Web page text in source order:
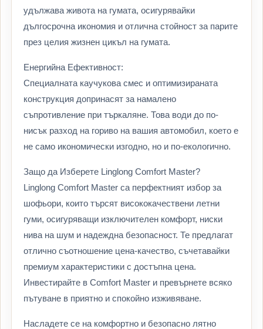
удължава живота на гумата, осигурявайки
дългосрочна икономия и отлична стойност за парите
през целия жизнен цикъл на гумата.
Енергийна Ефективност:
Специалната каучукова смес и оптимизираната
конструкция допринасят за намалено
съпротивление при търкаляне. Това води до по-
нисък разход на гориво на вашия автомобил, което е
не само икономически изгодно, но и по-екологично.
Защо да Изберете Linglong Comfort Master?
Linglong Comfort Master са перфектният избор за
шофьори, които търсят висококачествени летни
гуми, осигуряващи изключителен комфорт, ниски
нива на шум и надеждна безопасност. Те предлагат
отлично съотношение цена-качество, съчетавайки
премиум характеристики с достъпна цена.
Инвестирайте в Comfort Master и превърнете всяко
пътуване в приятно и спокойно изживяване.
Насладете се на комфортно и безопасно лятно